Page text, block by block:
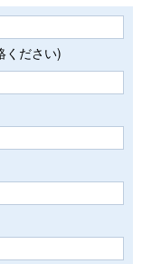
ください)